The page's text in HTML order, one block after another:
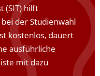
(SIT) hilft
der Studienwahl
kostenlos, dauert
ausführliche
mit dazu